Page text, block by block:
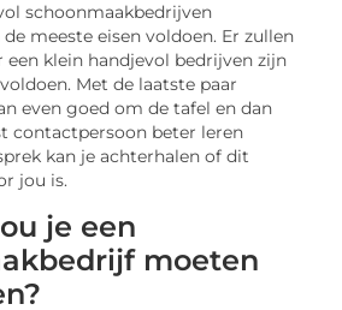
schoonmaakbedrijven
meeste eisen voldoen. Er zullen
klein handjevol bedrijven zijn
Met de laatste paar
even goed om de tafel en dan
contactpersoon beter leren
kan je achterhalen of dit
jou is.
je een
moeten